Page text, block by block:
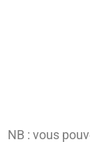
NB : vous